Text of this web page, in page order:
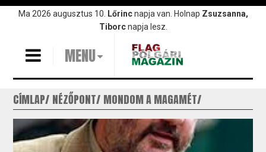
UgrásMa 2026 augusztus 10. Lőrincnapja van. Holnap Zsuzsanna,
Tiborcnapja lesz.
MENU
CÍMLAP NÉZŐPONT MONDOM A MAGAMÉT